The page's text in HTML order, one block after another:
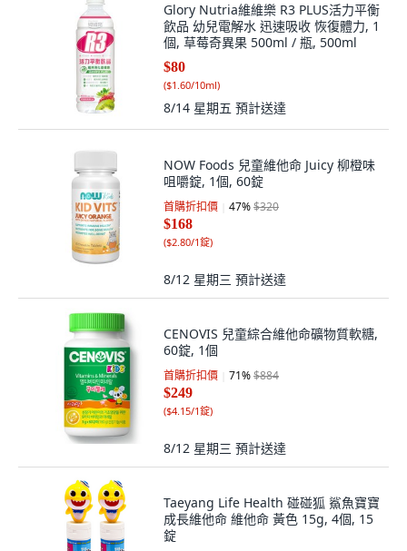
Glory Nutria維維樂 R3 PLUS活力平衡
飲品 幼兒電解水 迅速吸收 恢復體力, 1
個, 草莓奇異果 500ml / 瓶, 500ml
$80
($1.60/10ml)
8/14 星期五 預計送達
NOW Foods 兒童維他命 Juicy 柳橙味
咀嚼錠, 1個, 60錠
首購折扣價 47%$320
$168
($2.80/1錠)
8/12 星期三 預計送達
CENOVIS 兒童綜合維他命礦物質軟糖,
60錠, 1個
首購折扣價 71%$884
$249
($4.15/1錠)
8/12 星期三 預計送達
Taeyang Life Health 碰碰狐 鯊魚寶寶
成長維他命 維他命 黃色 15g, 4個, 15
錠